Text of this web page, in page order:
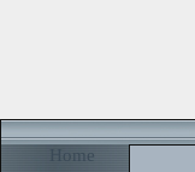
Home